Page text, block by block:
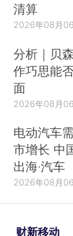
清算
2026年08月
分析｜贝
作巧思能
面
2026年08月
电动汽车
市增长 中
出海·汽车
2026年08月
财新移动